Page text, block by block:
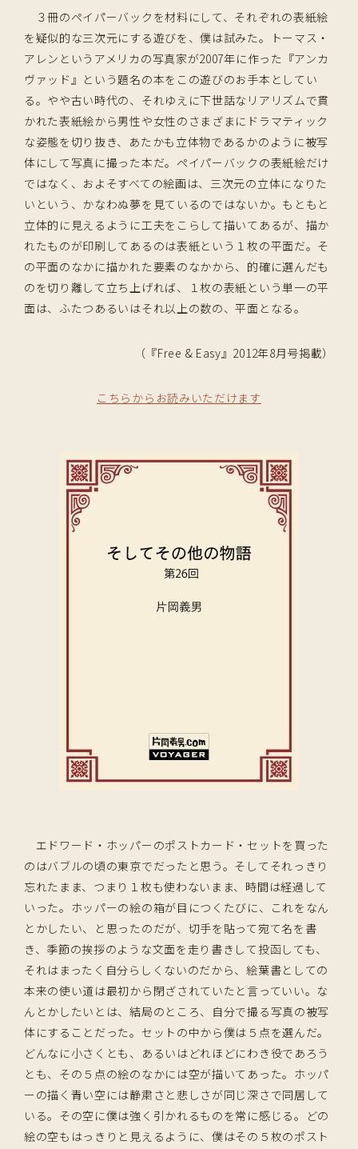
３冊のペイパーバックを材料にして、それぞれの表紙絵
を疑似的な三次元にする遊びを、僕は試みた。トーマス・
アレンというアメリカの写真家が2007年に作った『アンカ
ヴァッド』という題名の本をこの遊びのお手本としてい
る。やや古い時代の、それゆえに下世話なリアリズムで貫
かれた表紙絵から男性や女性のさまざまにドラマティック
な姿態を切り抜き、あたかも立体物であるかのように被写
体にして写真に撮った本だ。ペイパーバックの表紙絵だけ
ではなく、およそすべての絵画は、三次元の立体になりた
いという、かなわぬ夢を見ているのではないか。もともと
立体的に見えるように工夫をこらして描いてあるが、描か
れたものが印刷してあるのは表紙という１枚の平面だ。そ
の平面のなかに描かれた要素のなかから、的確に選んだも
のを切り離して立ち上げれば、１枚の表紙という単一の平
面は、ふたつあるいはそれ以上の数の、平面となる。
（『Free & Easy』2012年8月号掲載）
こちらからお読みいただけます
エドワード・ホッパーのポストカード・セットを買った
のはバブルの頃の東京でだったと思う。そしてそれっきり
忘れたまま、つまり１枚も使わないまま、時間は経過して
いった。ホッパーの絵の箱が目につくたびに、これをなん
とかしたい、と思ったのだが、切手を貼って宛て名を書
き、季節の挨拶のような文面を走り書きして投函しても、
それはまったく自分らしくないのだから、絵葉書としての
本来の使い道は最初から閉ざされていたと言っていい。な
んとかしたいとは、結局のところ、自分で撮る写真の被写
体にすることだった。セットの中から僕は５点を選んだ。
どんなに小さくとも、あるいはどれほどにわき役であろう
とも、その５点の絵のなかには空が描いてあった。ホッパ
ーの描く青い空には静粛さと悲しさが同じ深さで同居して
いる。その空に僕は強く引かれるものを常に感じる。どの
絵の空もはっきりと見えるように、僕はその５枚のポスト